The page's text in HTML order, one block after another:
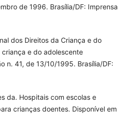
de 1996. Brasília/DF: Imprensa
dos Direitos da Criança e do
e do adolescente
n. 41, de 13/10/1995. Brasília/DF:
da. Hospitais com escolas e
crianças doentes. Disponível em